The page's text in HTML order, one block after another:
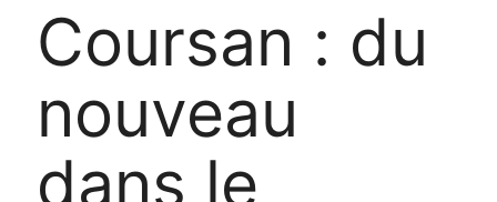
Coursan : du
nouveau
dans le